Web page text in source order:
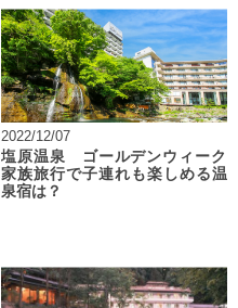
2022/12/07
塩原温泉 ゴールデンウィーク
家族旅行で子連れも楽しめる温
泉宿は？